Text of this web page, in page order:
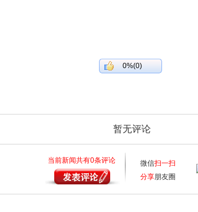
0%(0)
暂无评论
当前新闻共有0条评论 微信扫一扫
分享朋友圈